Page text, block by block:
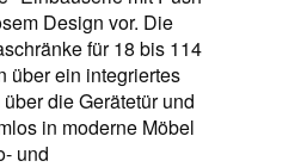
Design vor. Die
für 18 bis 114
über ein integriertes
die Gerätetür und
in moderne Möbel
und